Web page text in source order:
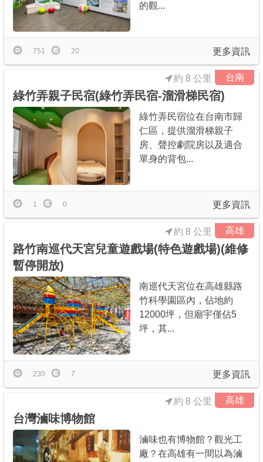
的觀...
更多資訊
751 20
台南
綠竹弄親子民宿(綠竹弄民宿-溜滑梯民宿)
約 8 公里
綠竹弄民宿位在台南市歸
仁區，提供溜滑梯親子
房、聲控劇院房以及適合
單身的背包...
更多資訊
1 0
高雄
路竹南巡代天宮兒童遊戲場(特色遊戲場)(維修
暫停開放)
約 8 公里
南巡代天宮位在高雄縣路
竹科學園區內，佔地約
12000坪，但廟宇僅佔5
坪，其...
更多資訊
230 7
高雄
台灣滷味博物館
約 8 公里
滷味也有博物館？觀光工
廠？在高雄有一間以為滷